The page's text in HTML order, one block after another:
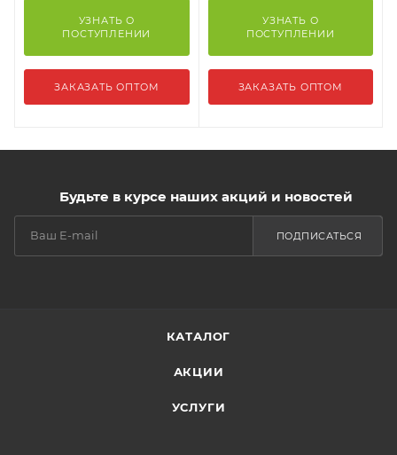
УЗНАТЬ О
ПОСТУПЛЕНИИ
ЗАКАЗАТЬ ОПТОМ
УЗНАТЬ О
ПОСТУПЛЕНИИ
ЗАКАЗАТЬ ОПТОМ
Будьте в курсе наших акций и новостей
ПОДПИСАТЬСЯ
КАТАЛОГ
АКЦИИ
УСЛУГИ